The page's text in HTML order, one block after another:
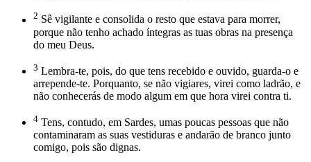
2 Sê vigilante e consolida o resto que estava para morrer,
porque não tenho achado íntegras as tuas obras na presença
do meu Deus.
3 Lembra-te, pois, do que tens recebido e ouvido, guarda-o e
arrepende-te. Porquanto, se não vigiares, virei como ladrão, e
não conhecerás de modo algum em que hora virei contra ti.
4 Tens, contudo, em Sardes, umas poucas pessoas que não
contaminaram as suas vestiduras e andarão de branco junto
comigo, pois são dignas.